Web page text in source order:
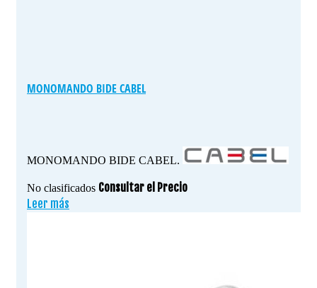
MONOMANDO BIDE CABEL
MONOMANDO BIDE CABEL.
No clasificados Consultar el Precio
Leer más